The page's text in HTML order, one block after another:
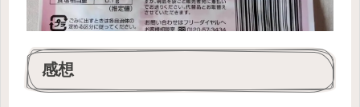
感想